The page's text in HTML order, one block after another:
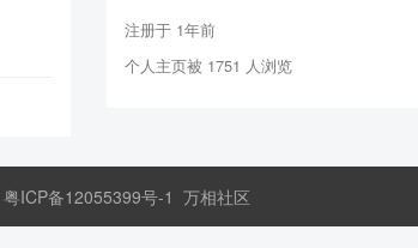
注册于 1年前
个人主页被 1751 人浏览
粤ICP备12055399号-1 万相社区